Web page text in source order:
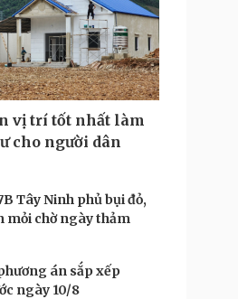
vị trí tốt nhất làm
cho người dân
Tây Ninh phủ bụi đỏ,
mỏi chờ ngày thảm
án sắp xếp
ngày 10/8